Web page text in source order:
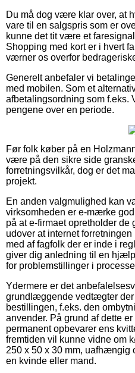
Du må dog være klar over, at
vare til en salgspris som er
kunne det tit være et
Shopping med kort er i hvert
værner os overfor
Generelt anbefaler vi
med mobilen. Som et
afbetalingsordning som f.eks.
pengene over en periode.
Før folk køber på en
være på den sikre side
forretningsvilkår, dog er det
projekt.
En anden valgmulighed kan
virksomheden er e-mærke
på at e-firmaet opretholder
udover at internet
med af fagfolk der er inde i
giver dig anledning til en
for problemstillinger i
Ydermere er det
grundlæggende vedtægter
bestillingen, f.eks. den
anvender. På grund af dette
permanent opbevarer ens
fremtiden vil kunne vidne om
250 x 50 x 30 mm, uafhængig
en kvinde eller mand.